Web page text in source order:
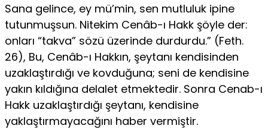
Sana gelince, ey mü’min, sen mutluluk ipine
tutunmuşsun. Nitekim Cenâb-ı Hakk şöyle der:
onları “takva” sözü üzerinde durdurdu.” (Feth.
26), Bu, Cenâb-ı Hakkın, şeytanı kendisinden
uzaklaştırdığı ve kovduğuna; seni de kendisine
yakın kıldığına delalet etmektedir. Sonra Cenab-ı
Hakk uzaklaştırdığı şeytanı, kendisine
yaklaştırmayacağını haber vermiştir.